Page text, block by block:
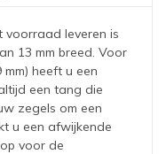
voorraad leveren is
13 mm breed. Voor
heeft u een
een tang die
zegels om een
u een afwijkende
voor de